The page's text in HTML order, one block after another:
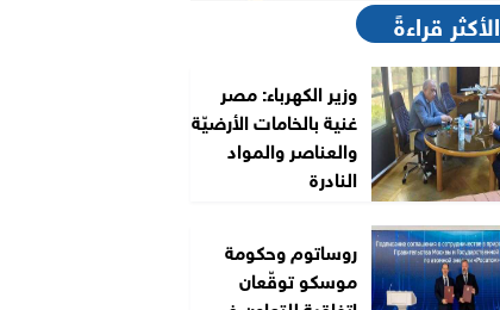
الأكثر قراءةً
وزير الكهرباء: مصر
غنية بالخامات الأرضيّة
والعناصر والمواد
النادرة
روساتوم وحكومة
موسكو توقّعان